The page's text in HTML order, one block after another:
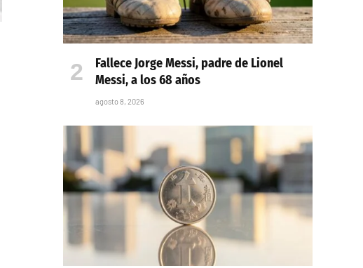
Fallece Jorge Messi, padre de Lionel
Messi, a los 68 años
agosto 8, 2026